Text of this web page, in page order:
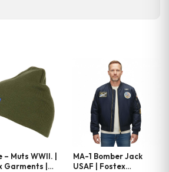
– Muts WWII. |
Garments |
MA-1 Bomber Jack
USAF | Fostex